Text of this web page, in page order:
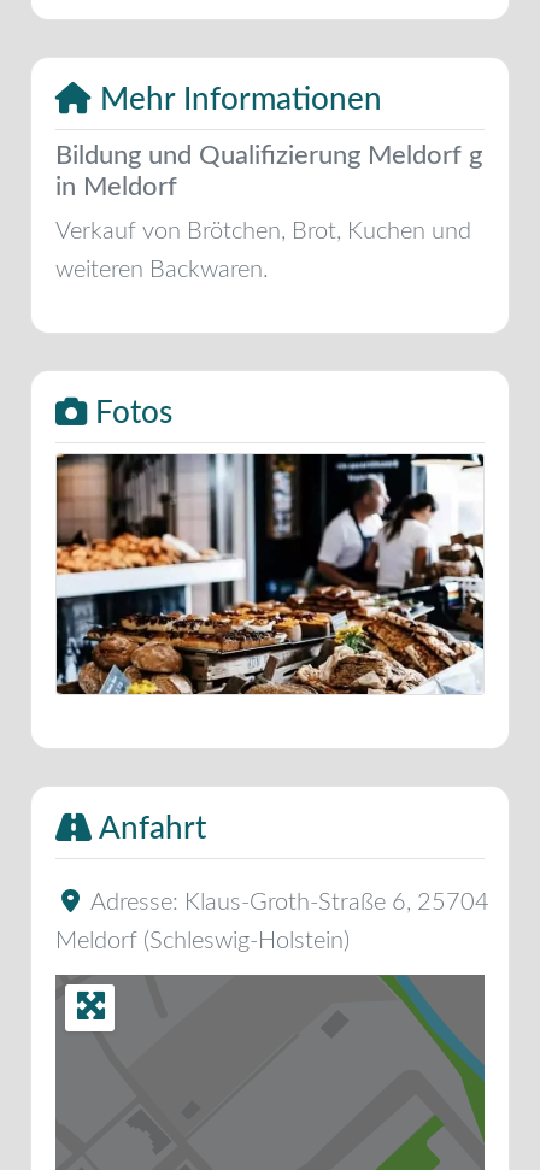
Mehr Informationen
Bildung und Qualifizierung Meldorf g
in Meldorf
Verkauf von Brötchen, Brot, Kuchen und
weiteren Backwaren.
Fotos
Anfahrt
Adresse: Klaus-Groth-Straße 6, 25704
Meldorf (Schleswig-Holstein)